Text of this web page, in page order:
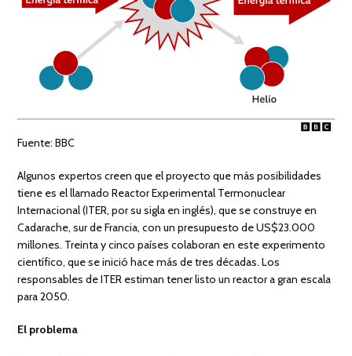
Fuente: BBC
Algunos expertos creen que el proyecto que más posibilidades
tiene es el llamado Reactor Experimental Termonuclear
Internacional (ITER, por su sigla en inglés), que se construye en
Cadarache, sur de Francia, con un presupuesto de US$23.000
millones. Treinta y cinco países colaboran en este experimento
científico, que se inició hace más de tres décadas. Los
responsables de ITER estiman tener listo un reactor a gran escala
para 2050.
El problema